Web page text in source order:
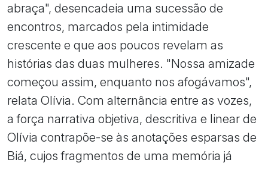
abraça", desencadeia uma sucessão de
encontros, marcados pela intimidade
crescente e que aos poucos revelam as
histórias das duas mulheres. "Nossa amizade
começou assim, enquanto nos afogávamos",
relata Olívia. Com alternância entre as vozes,
a força narrativa objetiva, descritiva e linear de
Olívia contrapõe-se às anotações esparsas de
Biá, cujos fragmentos de uma memória já